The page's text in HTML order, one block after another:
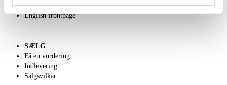
Velgørenhed
English frontpage
SÆLG
Få en vurdering
Indlevering
Salgsvilkår